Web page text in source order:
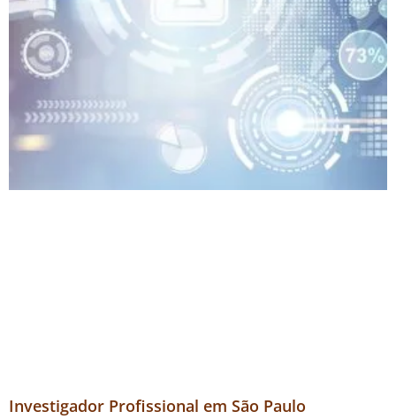
Investigador Profissional em São Paulo